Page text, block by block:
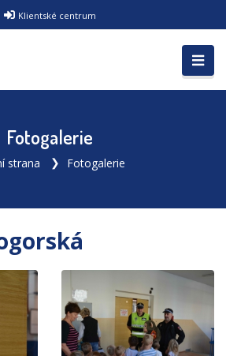
Klientské centrum
Fotogalerie
strana Fotogalerie